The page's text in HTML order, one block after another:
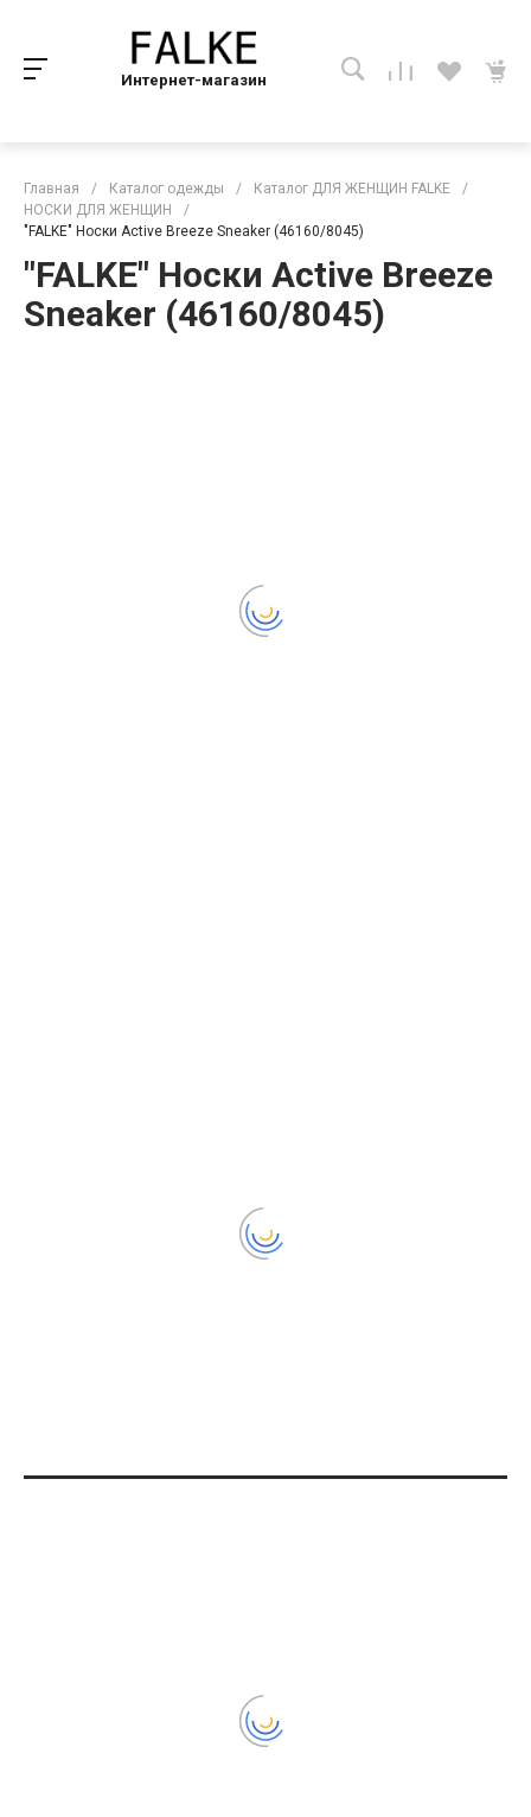
Интернет-магазин
Главная / Каталог одежды / Каталог ДЛЯ ЖЕНЩИН FALKE
/
НОСКИ ДЛЯ ЖЕНЩИН
/
"FALKE" Носки Active Breeze Sneaker (46160/8045)
"FALKE" Носки Active Breeze
Sneaker (46160/8045)